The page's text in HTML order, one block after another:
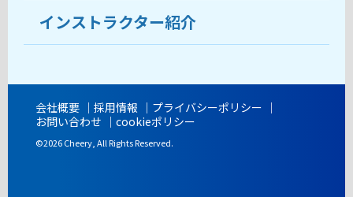
教室ブログ
開講時間
よくあるご質問
インストラクター紹介
会社概要 採用情報
プライバシーポリシー
お問い合わせ
cookieポリシー
©2026 Cheery, All Rights Reserved.